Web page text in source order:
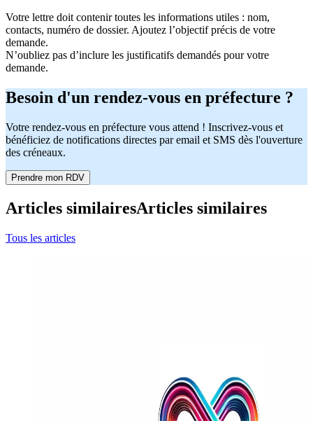
Votre lettre doit contenir toutes les informations utiles : nom,
contacts, numéro de dossier. Ajoutez l’objectif précis de votre
demande.
N’oubliez pas d’inclure les justificatifs demandés pour votre
demande.
Besoin d'un rendez-vous en préfecture ?
Votre rendez-vous en préfecture vous attend ! Inscrivez-vous et
bénéficiez de notifications directes par email et SMS dès l'ouverture
des créneaux.
Prendre mon RDV
Articles similairesArticles similaires
Tous les articles